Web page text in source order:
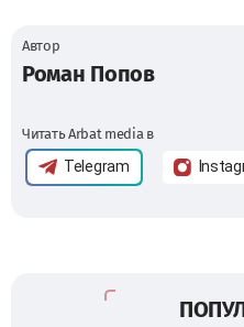
Автор
Роман Попов
Читать Arbat media в
Telegram